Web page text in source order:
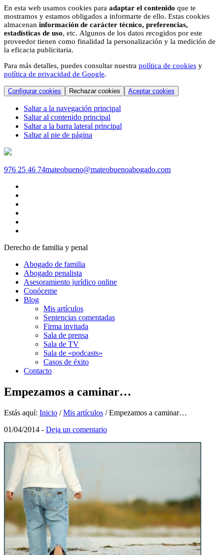
En esta web usamos cookies para adaptar el contenido que te
mostramos y estamos obligados a informarte de ello. Estas cookies
almacenan información de carácter técnico, preferencias,
estadísticas de uso, etc. Algunos de los datos recogidos por este
proveedor tienen como finalidad la personalización y la medición de
la eficacia publicitaria.
Para más detalles, puedes consultar nuestra política de cookies y
política de privacidad de Google.
Configurar cookies Rechazar cookies Aceptar cookies
Saltar a la navegación principal
Saltar al contenido principal
Saltar a la barra lateral principal
Saltar al pie de página
976 25 46 74mateobueno@mateobuenoabogado.com
Derecho de familia y penal
Abogado de familia
Abogado penalista
Asesoramiento jurídico online
Conóceme
Blog
Mis artículos
Sentencias comentadas
Firma invitada
Sala de prensa
Sala de TV
Sala de «podcasts»
Casos de éxito
Contacto
Empezamos a caminar…
Estás aquí: Inicio / Mis artículos /Empezamos a caminar…
01/04/2014 - Deja un comentario